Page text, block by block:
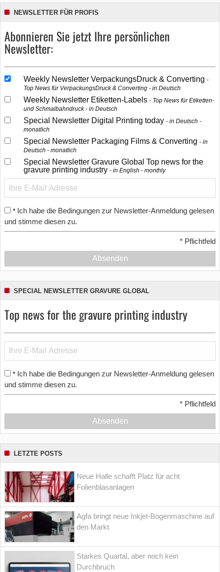
NEWSLETTER FÜR PROFIS
Abonnieren Sie jetzt Ihre persönlichen
Newsletter:
Weekly Newsletter VerpackungsDruck & Converting
Top News für VerpackungsDruck & Converting - in Deutsch
Weekly Newsletter Etiketten-Labels
Top News für Etiketten-
und Schmalbahndruck - in Deutsch
Special Newsletter Digital Printing today
in Deutsch -
monatlich
Special Newsletter Packaging Films & Converting
in
Deutsch - monatlich
Special Newsletter Gravure Global Top news for the
gravure printing industry
in English - monthly
* Ich habe die Bedingungen zur Newsletter-Anmeldung gelesen
und stimme diesen zu.
* Pflichtfeld
Absenden
SPECIAL NEWSLETTER GRAVURE GLOBAL
Top news for the gravure printing industry
* Ich habe die Bedingungen zur Newsletter-Anmeldung gelesen
und stimme diesen zu.
* Pflichtfeld
Absenden
LETZTE POSTS
Neue Halle schafft Platz für acht
Folienblasanlagen
Agfa bringt neue Inkjet-Bogenmaschine auf
den Markt
Starkes Quartal, aber noch kein
Durchbruch